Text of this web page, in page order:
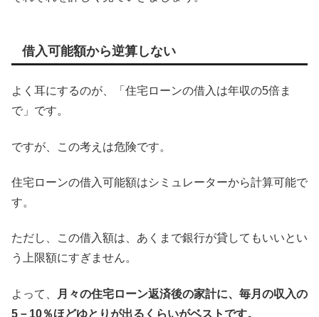
借入可能額から逆算しない
よく耳にするのが、「住宅ローンの借入は年収の5倍ま
で」です。
ですが、この考えは危険です。
住宅ローンの借入可能額はシミュレーターから計算可能で
す。
ただし、この借入額は、あくまで銀行が貸してもいいとい
う上限額にすぎません。
よって、
月々の住宅ローン返済後の家計に、毎月の収入の
5－10％ほどゆとりが出るくらいがベストです。